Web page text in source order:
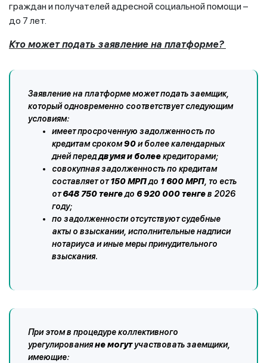
граждан и получателей адресной социальной помощи –
до 7 лет.
Кто может подать заявление на платформе?
Заявление на платформе может подать заемщик,
который одновременно соответствует следующим
условиям:
имеет просроченную задолженность по
кредитам сроком90и более календарных
дней переддвумя и болеекредиторами;
совокупная задолженность по кредитам
составляет от150 МРПдо 1 600 МРП, то есть
от648 750 тенгедо 6 920 000 тенгев 2026
году;
по задолженности отсутствуют судебные
акты о взыскании, исполнительные надписи
нотариуса и иные меры принудительного
взыскания.
При этом в процедуре коллективного
урегулированияне могутучаствовать заемщики,
имеющие: